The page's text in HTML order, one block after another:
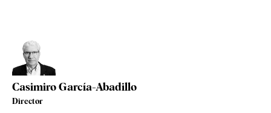
Casimiro García-Abadillo
Director